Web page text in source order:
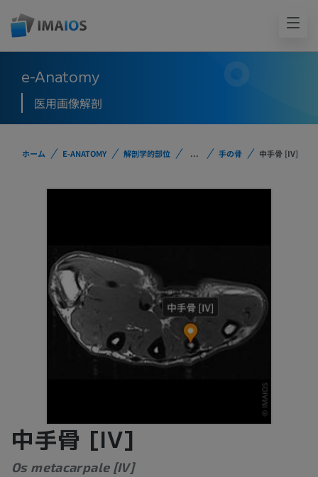
e-Anatomy
医用画像解剖
ホーム E-ANATOMY 解剖学的部位 ... 手の骨 中手骨 [IV]
中手骨 [IV]
Os metacarpale [IV]